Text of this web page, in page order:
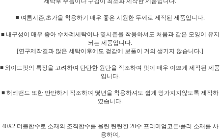
■ 여름시즌,초가을 착용하기 매우 좋은 시원한 두께로 제작된 제품입니다.
■ 내구성이 매우 좋아 수차례세탁이나 몇시즌을 착용하셔도 처음과 같은 모양이 유지
되는 제품입니다.
[연구제작결과 많은 세탁이후에도 겉감에 보풀이 거의 생기지 않습니다.]
■ 와이드핏의 특징을 고려하여 탄탄한 원단을 직조하여 핏이 매우 이쁘게 제작된 제품
입니다.
■ 허리밴드 또한 딴딴하게 직조하여 몇년을 착용하셔도 쉽게 망가지지않도록 제작하
였습니다.
40X2 더블합수로 소재의 조직합수를 올린 탄탄한 20수 프리미엄코튼/폴리 소재를 사
용하여,